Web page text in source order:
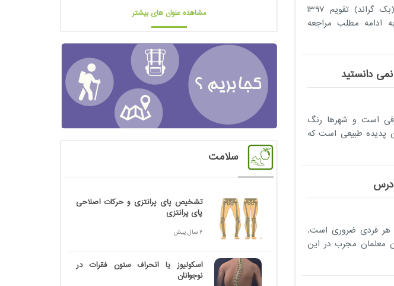
گراند) تقویم 1397
ادامه مطلب مراجعه
است و شهرها رنگ
پدیده طبیعی است که
درس
هر فردی ضروری است.
معلمان مجرب در این
مشاهده عنوان های بیشتر
سلامت
تشخیص پای پرانتزی و حرکات اصلاحی
پای پرانتزی
2 سال پیش
اسکولیوز یا انحراف ستون فقرات در
نوجوانان